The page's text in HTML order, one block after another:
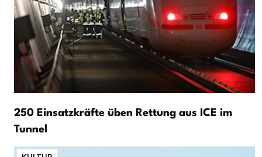
250 Einsatzkräfte üben Rettung aus ICE im
Tunnel